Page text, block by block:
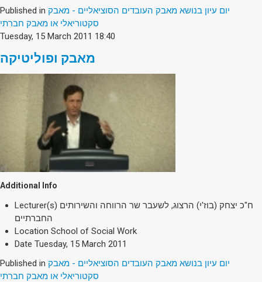
Published in יום עיון בנושא מאבק העובדים הסוציאליים - מאבק
סקטוריאלי או מאבק חברתי
Tuesday, 15 March 2011 18:40
מאבק ופוליטיקה
Additional Info
Lecturer(s) ח"כ יצחק (בוז'י) הרצוג, לשעבר שר הרווחה והשירותים
החברתיים
Location School of Social Work
Date Tuesday, 15 March 2011
Published in יום עיון בנושא מאבק העובדים הסוציאליים - מאבק
סקטוריאלי או מאבק חברתי